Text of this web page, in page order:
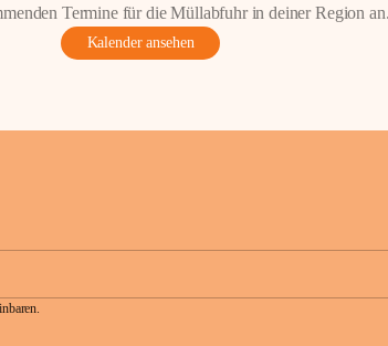
Termine für die Müllabfuhr in deiner Region
Kalender ansehen